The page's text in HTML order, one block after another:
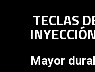
TECLAS
Mayor